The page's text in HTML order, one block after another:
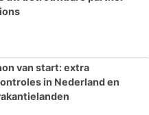
van start: extra
in Nederland en